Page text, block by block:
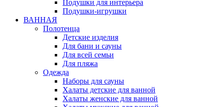
Подушки для интерьера
Подушки-игрушки
ВАННАЯ
Полотенца
Детские изделия
Для бани и сауны
Для всей семьи
Для пляжа
Одежда
Наборы для сауны
Халаты детские для ванной
Халаты женские для ванной